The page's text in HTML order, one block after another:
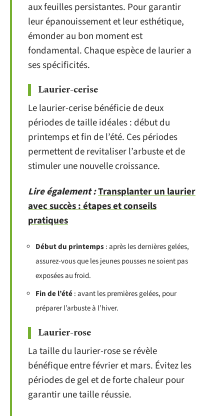
aux feuilles persistantes. Pour garantir
leur épanouissement et leur esthétique,
émonder au bon moment est
fondamental. Chaque espèce de laurier a
ses spécificités.
Laurier-cerise
Le laurier-cerise bénéficie de deux
périodes de taille idéales : début du
printemps et fin de l’été. Ces périodes
permettent de revitaliser l’arbuste et de
stimuler une nouvelle croissance.
Lire également :Transplanter un laurier
avec succès : étapes et conseils
pratiques
Début du printemps: après les dernières gelées,
assurez-vous que les jeunes pousses ne soient pas
exposées au froid.
Fin de l’été: avant les premières gelées, pour
préparer l’arbuste à l’hiver.
Laurier-rose
La taille du laurier-rose se révèle
bénéfique entre février et mars. Évitez les
périodes de gel et de forte chaleur pour
garantir une taille réussie.